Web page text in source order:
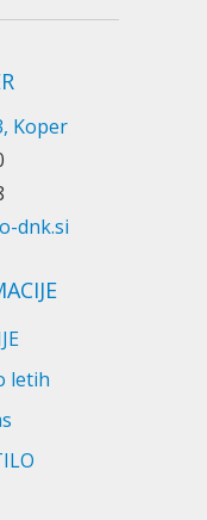
Koper
dnk.si
letih